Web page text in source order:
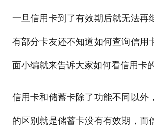
一旦信用卡到了有效期后就无法再
有部分卡友还不知道如何查询信用
面小编就来告诉大家如何看信用卡
信用卡和储蓄卡除了功能不同以外
的区别就是储蓄卡没有有效期，而